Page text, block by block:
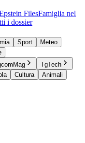
FilesFamiglia nel
i dossier
Sport
Meteo
TgTech
Cultura
Animali